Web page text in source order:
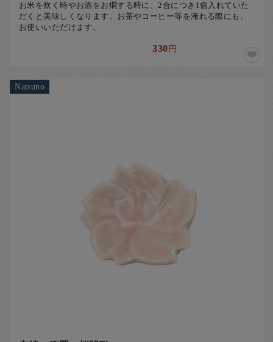
お米を炊く時やお酒をお燗する時に、2合につき1個入れていた
だくと美味しくなります。お茶やコーヒー等を淹れる際にも、
お使いいただけます。
330円
Natsuno